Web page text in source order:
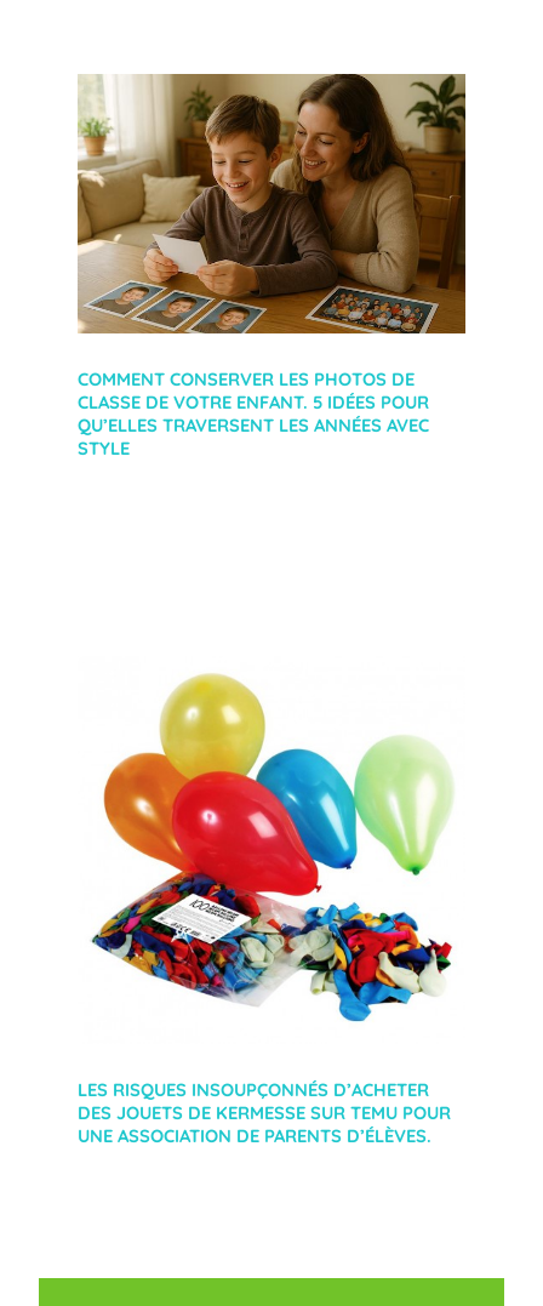
COMMENT CONSERVER LES PHOTOS DE
CLASSE DE VOTRE ENFANT. 5 IDÉES POUR
QU’ELLES TRAVERSENT LES ANNÉES AVEC
STYLE
LES RISQUES INSOUPÇONNÉS D’ACHETER
DES JOUETS DE KERMESSE SUR TEMU POUR
UNE ASSOCIATION DE PARENTS D’ÉLÈVES.